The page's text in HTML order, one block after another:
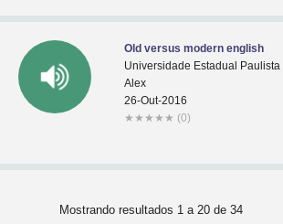
Old versus modern english
Universidade Estadual Paulista
Alex
26-Out-2016
★ ★ ★ ★ ★ (0)
Mostrando resultados 1 a 20 de 34